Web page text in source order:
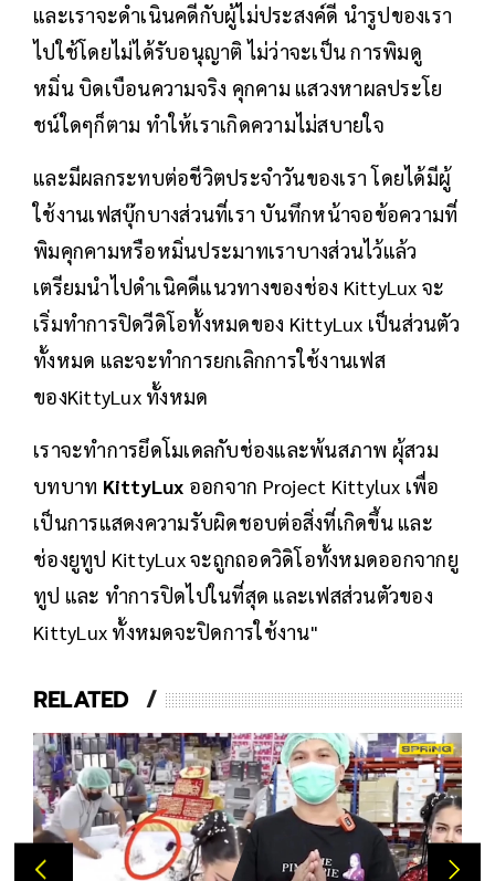
และเราจะดำเนินคดีกับผู้ไม่ประสงค์ดี นำรูปของเรา
ไปใช้โดยไม่ได้รับอนุญาติ ไม่ว่าจะเป็น การพิมดู
หมิ่น บิดเบือนความจริง คุกคาม แสวงหาผลประโย
ชน์ใดๆก็ตาม ทำให้เราเกิดความไม่สบายใจ
และมีผลกระทบต่อชีวิตประจำวันของเรา โดยได้มีผู้
ใช้งานเฟสบุ๊กบางส่วนที่เรา บันทึกหน้าจอข้อความที่
พิมคุกคามหรือหมิ่นประมาทเราบางส่วนไว้แล้ว
เตรียมนำไปดำเนิคดีแนวทางของช่อง KittyLux จะ
เริ่มทำการปิดวีดิโอทั้งหมดของ KittyLux เป็นส่วนตัว
ทั้งหมด และจะทำการยกเลิกการใช้งานเฟส
ของKittyLux ทั้งหมด
เราจะทำการยึดโมเดลกับช่องและพ้นสภาพ ผุ้สวม
บทบาท KittyLux ออกจาก Project Kittylux เพื่อ
เป็นการแสดงความรับผิดชอบต่อสิ่งที่เกิดขึ้น และ
ช่องยูทูป KittyLux จะถูกถอดวิดิโอทั้งหมดออกจากยู
ทูป และ ทำการปิดไปในที่สุด และเฟสส่วนตัวของ
KittyLux ทั้งหมดจะปิดการใช้งาน"
RELATED